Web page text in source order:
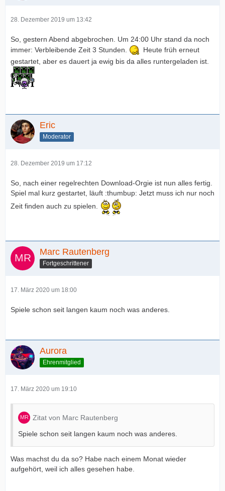
28. Dezember 2019 um 13:42
So, gestern Abend abgebrochen. Um 24:00 Uhr stand da noch
immer: Verbleibende Zeit 3 Stunden.
Heute früh erneut
gestartet, aber es dauert ja ewig bis da alles runtergeladen ist.
Eric
Moderator
28. Dezember 2019 um 17:12
So, nach einer regelrechten Download-Orgie ist nun alles fertig.
Spiel mal kurz gestartet, läuft :thumbup: Jetzt muss ich nur noch
Zeit finden auch zu spielen.
Marc Rautenberg
Fortgeschrittener
17. März 2020 um 18:00
Spiele schon seit langen kaum noch was anderes.
Aurora
Ehrenmitglied
17. März 2020 um 19:10
Zitat von Marc Rautenberg
Spiele schon seit langen kaum noch was anderes.
Was machst du da so? Habe nach einem Monat wieder
aufgehört, weil ich alles gesehen habe.